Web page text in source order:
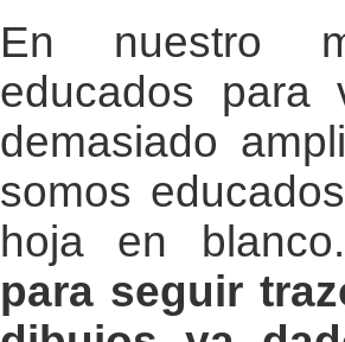
En nuestro
educados para
demasiado
somos
hoja en
para seguir